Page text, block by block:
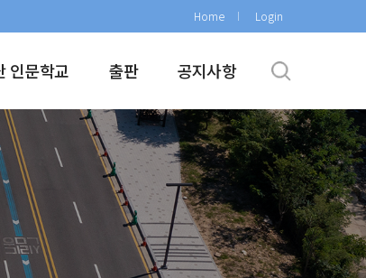
Home Login
인문학교 출판 공지사항